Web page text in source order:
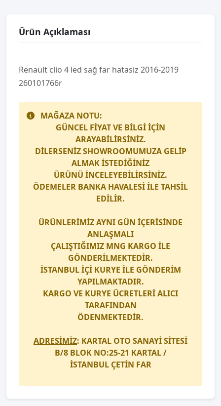
Ürün Açıklaması
Renault cli̇o 4 led sağ far hatasiz 2016-2019
260101766r
MAĞAZA NOTU:
GÜNCEL FİYAT VE BİLGİ İÇİN
ARAYABİLİRSİNİZ.
DİLERSENİZ SHOWROOMUMUZA GELİP
ALMAK İSTEDİĞİNİZ
ÜRÜNÜ İNCELEYEBİLİRSİNİZ.
ÖDEMELER BANKA HAVALESİ İLE TAHSİL
EDİLİR.
ÜRÜNLERİMİZ AYNI GÜN İÇERİSİNDE
ANLAŞMALI
ÇALIŞTIĞIMIZ MNG KARGO İLE
GÖNDERİLMEKTEDİR.
İSTANBUL İÇİ KURYE İLE GÖNDERİM
YAPILMAKTADIR.
KARGO VE KURYE ÜCRETLERİ ALICI
TARAFINDAN
ÖDENMEKTEDİR.
ADRESİMİZ: KARTAL OTO SANAYİ SİTESİ
B/8 BLOK NO:25-21 KARTAL /
İSTANBUL ÇETİN FAR